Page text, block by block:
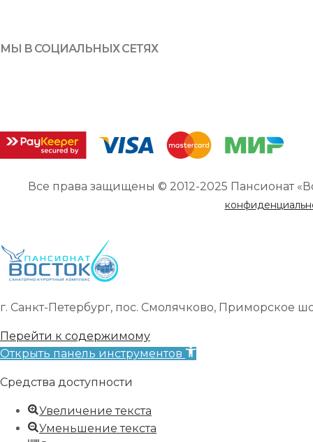
МЫ В СОЦИАЛЬНЫХ СЕТЯХ
Все права защищены © 2012-2025 Пансионат
г. Санкт-Петербург, пос. Смолячково, Приморское
Перейти к содержимому
Открыть панель инструментов
Средства доступности
Увеличение текста
Уменьшение текста